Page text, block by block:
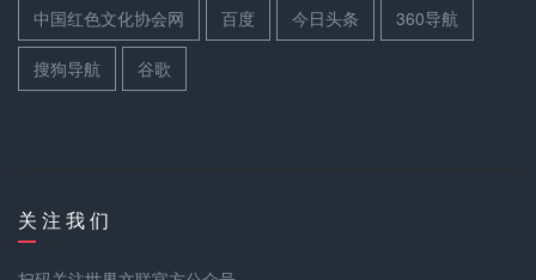
中国红色文化协会网 百度 今日头条 360导航
搜狗导航 谷歌
关 注 我 们